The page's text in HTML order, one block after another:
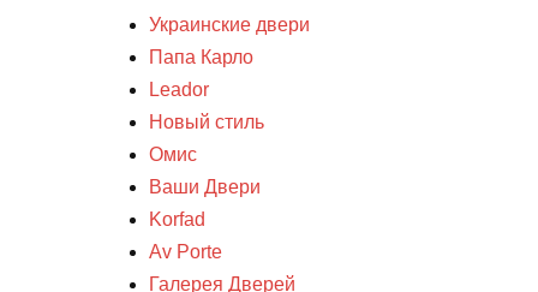
Украинские двери
Папа Карло
Leador
Новый стиль
Омис
Ваши Двери
Korfad
Av Porte
Галерея Дверей